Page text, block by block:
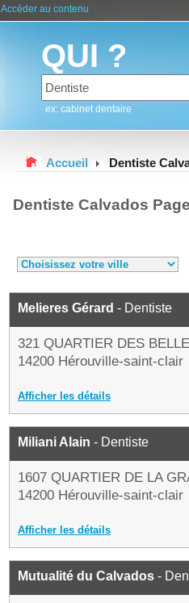
Accéder au contenu
QUI ?
ex: cabinet dentaire
Accueil Dentiste
Dentiste Calvados
Melieres Gérard - Dentiste
321 QUARTIER DES
14200 Hérouville-saint-clair
Afficher les détails
Miliani Alain - Dentiste
1607 QUARTIER DE LA
14200 Hérouville-saint-clair
Afficher les détails
Mutualité du Calvados -